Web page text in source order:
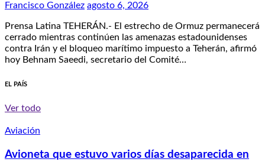
Francisco González agosto 6, 2026
Prensa Latina TEHERÁN.- El estrecho de Ormuz permanecerá
cerrado mientras continúen las amenazas estadounidenses
contra Irán y el bloqueo marítimo impuesto a Teherán, afirmó
hoy Behnam Saeedi, secretario del Comité…
EL PAÍS
Ver todo
Aviación
Avioneta que estuvo varios días desaparecida en